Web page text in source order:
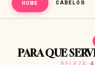
HOME CABELOS
PARA QUE
BELEZA ·